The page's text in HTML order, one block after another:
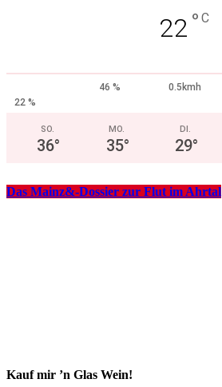
22 ° C
46 %
0.5kmh
22 %
SO.
36°
MO.
35°
DI.
29°
Das Mainz&-Dossier zur Flut im Ahrtal
Kauf mir ’n Glas Wein!